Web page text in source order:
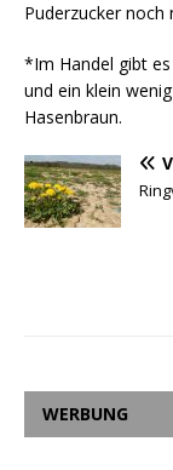
Puderzucker
*Im Handel gibt
und ein klein
Hasenbraun.
WERBUNG